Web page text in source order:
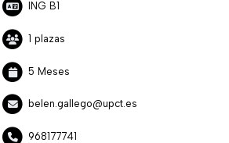
ING B1
1 plazas
5 Meses
belen.gallego@upct.es
968177741